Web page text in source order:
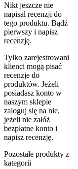
Nikt jeszcze nie
napisał recenzji do
tego produktu. Bądź
pierwszy i napisz
recenzję.
Tylko zarejestrowani
klienci mogą pisać
recenzje do
produktów. Jeżeli
posiadasz konto w
naszym sklepie
zaloguj się na nie,
jeżeli nie załóż
bezpłatne konto i
napisz recenzję.
Pozostałe produkty z
kategorii